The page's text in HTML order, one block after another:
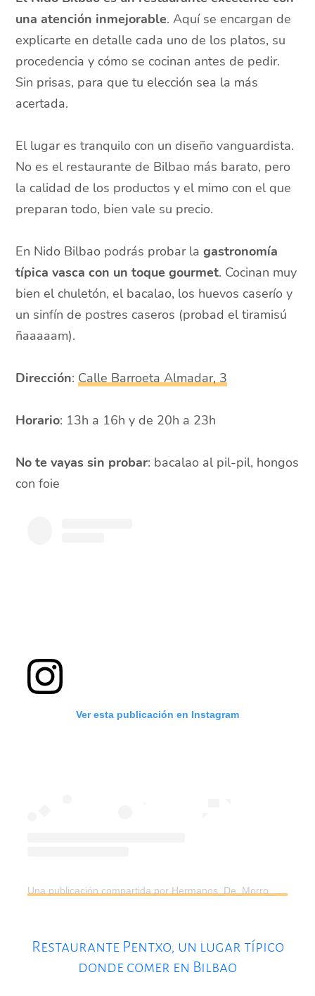
una atención inmejorable. Aquí se encargan de
explicarte en detalle cada uno de los platos, su
procedencia y cómo se cocinan antes de pedir.
Sin prisas, para que tu elección sea la más
acertada.
El lugar es tranquilo con un diseño vanguardista.
No es el restaurante de Bilbao más barato, pero
la calidad de los productos y el mimo con el que
preparan todo, bien vale su precio.
En Nido Bilbao podrás probar lagastronomía
típica vasca con un toque gourmet. Cocinan muy
bien el chuletón, el bacalao, los huevos caserío y
un sinfín de postres caseros (probad el tiramisú
ñaaaaam).
Dirección:Calle Barroeta Almadar, 3
Horario: 13h a 16h y de 20h a 23h
No te vayas sin probar: bacalao al pil-pil, hongos
con foie
Ver esta publicación en Instagram
Restaurante Pentxo, un lugar típico
donde comer en Bilbao